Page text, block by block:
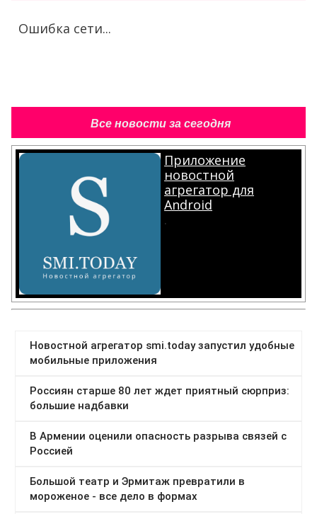
Ошибка сети...
Все новости за сегодня
Приложение
новостной
агрегатор для
Android
.